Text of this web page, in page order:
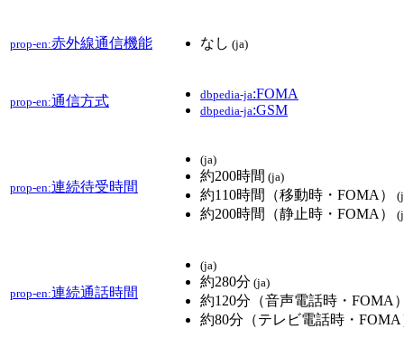
prop-en:赤外線通信機能 なし (ja)
prop-en:通信方式 dbpedia-ja:FOMA
dbpedia-ja:GSM
prop-en:連続待受時間
(ja)
約200時間 (ja)
約110時間（移動時・FOMA）
約200時間（静止時・FOMA）
prop-en:連続通話時間
(ja)
約280分 (ja)
約120分（音声電話時・FOMA
約80分（テレビ電話時・FOMA